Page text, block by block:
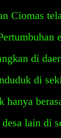
Ciomas
di
di
lain di